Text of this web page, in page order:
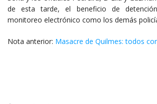
de esta tarde, el beneficio de
monitoreo electrónico como los demás
Nota anterior: Masacre de Quilmes: todos